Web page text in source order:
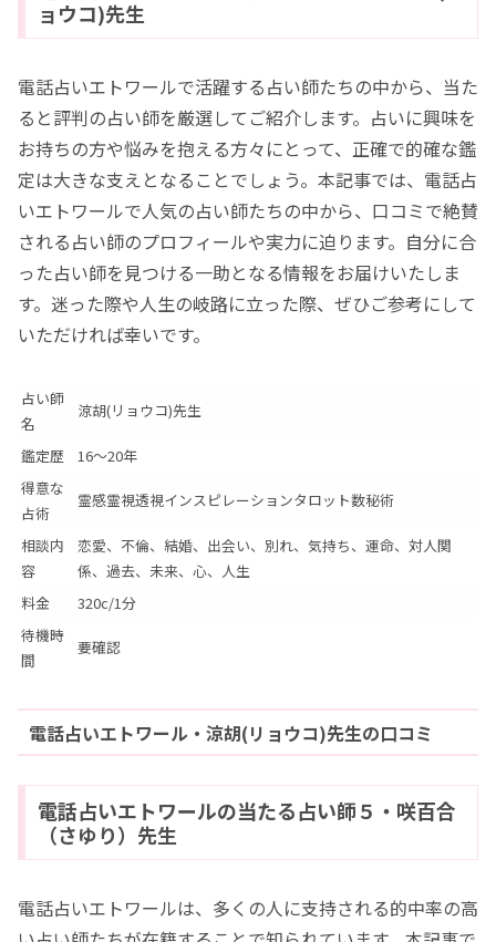
ョウコ)先生
電話占いエトワールで活躍する占い師たちの中から、当た
ると評判の占い師を厳選してご紹介します。占いに興味を
お持ちの方や悩みを抱える方々にとって、正確で的確な鑑
定は大きな支えとなることでしょう。本記事では、電話占
いエトワールで人気の占い師たちの中から、口コミで絶賛
される占い師のプロフィールや実力に迫ります。自分に合
った占い師を見つける一助となる情報をお届けいたしま
す。迷った際や人生の岐路に立った際、ぜひご参考にして
いただければ幸いです。
占い師
名
涼胡(リョウコ)先生
鑑定歴
16～20年
得意な
占術
霊感霊視透視インスピレーションタロット数秘術
相談内
容
恋愛、不倫、結婚、出会い、別れ、気持ち、運命、対人関
係、過去、未来、心、人生
料金
320c/1分
待機時
間
要確認
電話占いエトワール・涼胡(リョウコ)先生の口コミ
電話占いエトワールの当たる占い師５・咲百合
（さゆり）先生
電話占いエトワールは、多くの人に支持される的中率の高